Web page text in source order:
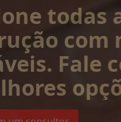
todas
com
Fale